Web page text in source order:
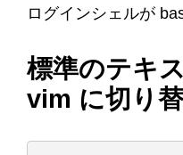
ログインシェルが
標準のテキ
vim に切り